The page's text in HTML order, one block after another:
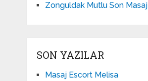
Zonguldak Mutlu Son Masaj
SON YAZILAR
Masaj Escort Melisa